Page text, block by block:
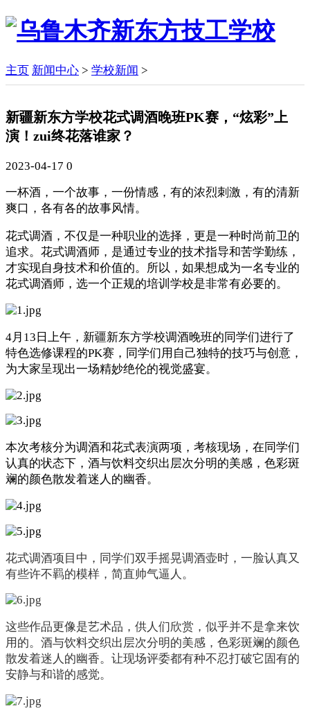
主页 新闻中心 > 学校新闻 >
新疆新东方学校花式调酒晚班PK赛，“炫彩”上
演！zui终花落谁家？
2023-04-17 0
一杯酒，一个故事，一份情感 ，有的浓烈刺激，有的清新
爽口，各有各的故事风情。
花式调酒，不仅是一种职业的选择，更是一种时尚前卫的
追求。 花式调酒师，是通过专业的技术指导和苦学勤练，
才实现自身技术和价值的。 所以，如果想成为一名专业的
花式调酒师，选一个正规的培训学校是非常有必要的。
4月13日上午，新疆新东方学校调酒晚班的同学们进行了
特色选修课程的PK赛，同学们用自己独特的技巧与创意，
为大家呈现出一场精妙绝伦的视觉盛宴。
本次考核分为调酒和花式表演两项，考核现场，在同学们
认真的状态下，酒与饮料交织出层次分明的美感，色彩斑
斓的颜色散发着迷人的幽香。
花式调酒项目中，同学们双手摇晃调酒壶时，一脸认真又
有些许不羁的模样，简直帅气逼人。
这些作品更像是艺术品，供人们欣赏，似乎并不是拿来饮
用的。酒与饮料交织出层次分明的美感，色彩斑斓的颜色
散发着迷人的幽香。让现场评委都有种不忍打破它固有的
安静与和谐的感觉。